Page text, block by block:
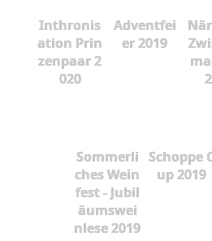
Inthronis
ation Prin
zenpaar 2
020
Adventfei
er 2019
Sommerli
ches Wein
fest - Jubil
äumswei
nlese 2019
Schoppe
up 2019